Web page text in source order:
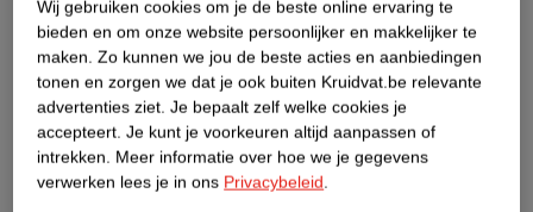
Nature Impact Score
Dit product heeft (nog) geen Nature
Impact Score.
Meer informatie
Wij gebruiken cookies om je de beste online ervaring te
bieden en om onze website persoonlijker en makkelijker te
maken. Zo kunnen we jou de beste acties en aanbiedingen
tonen en zorgen we dat je ook buiten Kruidvat.be relevante
advertenties ziet. Je bepaalt zelf welke cookies je
accepteert. Je kunt je voorkeuren altijd aanpassen of
intrekken. Meer informatie over hoe we je gegevens
verwerken lees je in ons Privacybeleid.